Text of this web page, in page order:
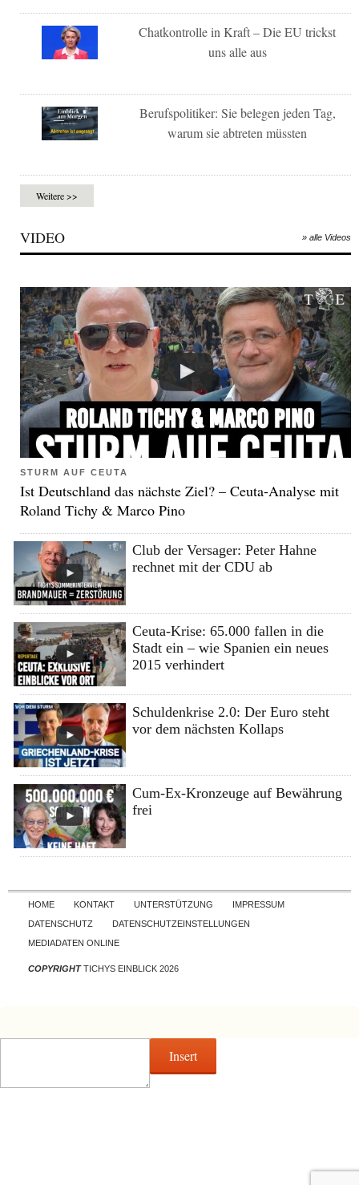
Chatkontrolle in Kraft – Die EU trickst
uns alle aus
Berufspolitiker: Sie belegen jeden Tag,
warum sie abtreten müssten
Weitere >>
VIDEO » alle Videos
STURM AUF CEUTA
Ist Deutschland das nächste Ziel? – Ceuta-Analyse mit
Roland Tichy & Marco Pino
Club der Versager: Peter Hahne
rechnet mit der CDU ab
Ceuta-Krise: 65.000 fallen in die
Stadt ein – wie Spanien ein neues
2015 verhindert
Schuldenkrise 2.0: Der Euro steht
vor dem nächsten Kollaps
Cum-Ex-Kronzeuge auf Bewährung
frei
Skip to content
HOME KONTAKT UNTERSTÜTZUNG
IMPRESSUM
DATENSCHUTZ
DATENSCHUTZEINSTELLUNGEN
MEDIADATEN ONLINE
COPYRIGHTTICHYS EINBLICK 2026
Insert